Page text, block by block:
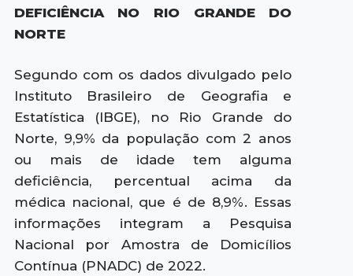
DEFICIÊNCIA NO RIO GRANDE DO
NORTE
Segundo com os dados divulgado pelo
Instituto Brasileiro de Geografia e
Estatística (IBGE), no Rio Grande do
Norte, 9,9% da população com 2 anos
ou mais de idade tem alguma
deficiência, percentual acima da
médica nacional, que é de 8,9%. Essas
informações integram a Pesquisa
Nacional por Amostra de Domicílios
Contínua (PNADC) de 2022.